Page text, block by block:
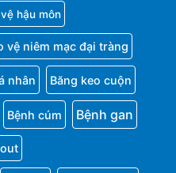
hậu môn
vệ niêm mạc đại tràng
nhân Băng keo cuộn
Bệnh cúm Bệnh gan